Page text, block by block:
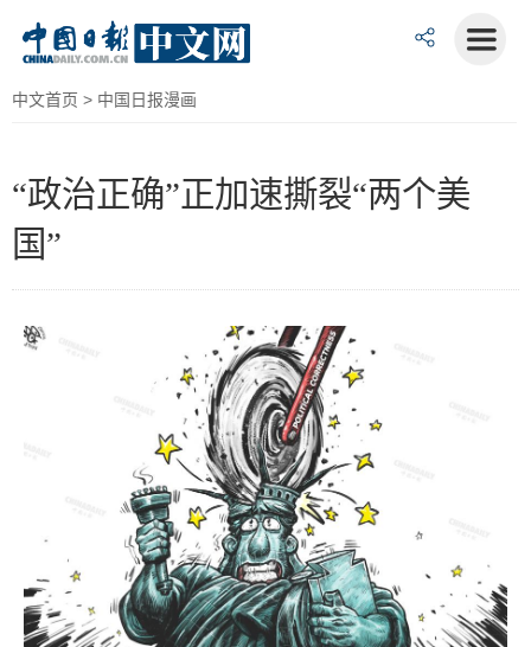
中文首页 > 中国日报漫画
“政治正确”正加速撕裂“两个美
国”